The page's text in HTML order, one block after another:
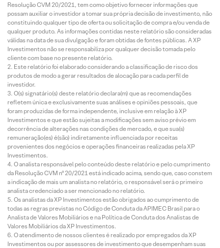
Resolução CVM 20/2021, tem como objetivo fornecer informações que
possam auxiliar o investidor a tomar sua própria decisão de investimento, não
constituindo qualquer tipo de oferta ou solicitação de compra e/ou venda de
qualquer produto. As informações contidas neste relatório são consideradas
válidas na data de sua divulgação e foram obtidas de fontes públicas. A XP
Investimentos não se responsabiliza por qualquer decisão tomada pelo
cliente com base no presente relatório.
Este relatório foi elaborado considerando a classificação de risco dos
produtos de modo a gerar resultados de alocação para cada perfil de
investidor.
O(s) signatário(s) deste relatório declara(m) que as recomendações
refletem única e exclusivamente suas análises e opiniões pessoais, que
foram produzidas de forma independente, inclusive em relação à XP
Investimentos e que estão sujeitas a modificações sem aviso prévio em
decorrência de alterações nas condições de mercado, e que sua(s)
remuneração(es) é(são) indiretamente influenciada por receitas
provenientes dos negócios e operações financeiras realizadas pela XP
Investimentos.
O analista responsável pelo conteúdo deste relatório e pelo cumprimento
da Resolução CVM nº 20/2021 está indicado acima, sendo que, caso constem
a indicação de mais um analista no relatório, o responsável será o primeiro
analista credenciado a ser mencionado no relatório.
Os analistas da XP Investimentos estão obrigados ao cumprimento de
todas as regras previstas no Código de Conduta da APIMEC Brasil para o
Analista de Valores Mobiliários e na Política de Conduta dos Analistas de
Valores Mobiliários da XP Investimentos.
O atendimento de nossos clientes é realizado por empregados da XP
Investimentos ou por assessores de investimento que desempenham suas